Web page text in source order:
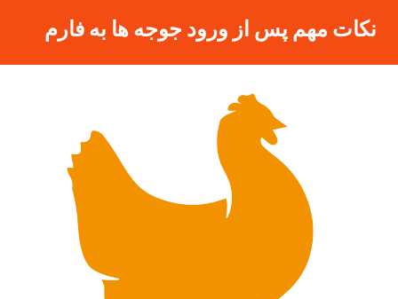
نکات مهم پس از ورود جوجه ها به فارم